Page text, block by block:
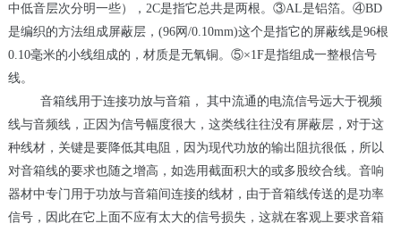
中低音层次分明一些）， 2C是指它总共是两根。 ③AL是铝箔。 ④BD
是编织的方法组成屏蔽层， (96网 /0.10mm)这个是指它的屏蔽线是96根
0.10毫米的小线组成的，材质是无氧铜。 ⑤×1F是指组成一整根信号
线。
音箱线用于连接功放与音箱， 其中流通的电流信号远大于视频
线与音频线，正因为信号幅度很大，这类线往往没有屏蔽层，对于这
种线材，关键是要降低其电阻，因为现代功放的输出阻抗很低，所以
对音箱线的要求也随之增高，如选用截面积大的或多股绞合线。音响
器材中专门用于功放与音箱间连接的线材，由于音箱线传送的是功率
信号，因此在它上面不应有太大的信号损失，这就在客观上要求音箱